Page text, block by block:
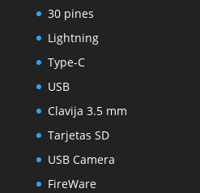
30 pines
Lightning
Type-C
USB
Clavija 3.5 mm
Tarjetas SD
USB Camera
FireWare